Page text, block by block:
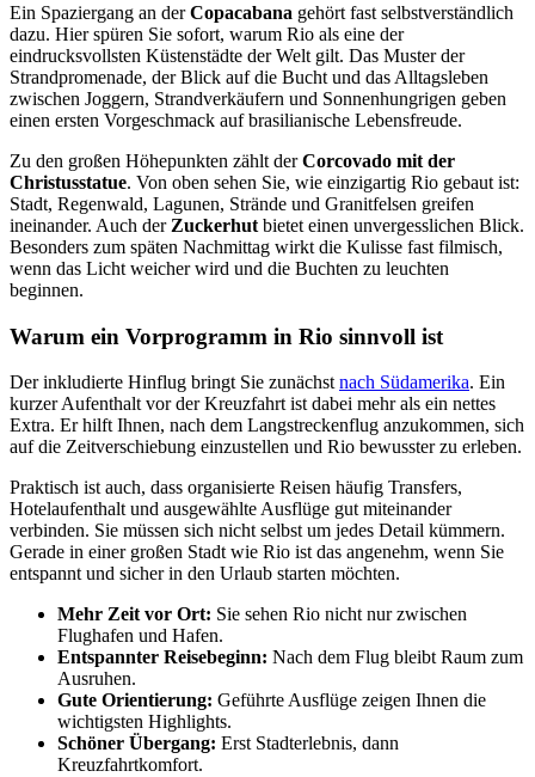
Ein Spaziergang an derCopacabana gehört fast selbstverständlich
dazu. Hier spüren Sie sofort, warum Rio als eine der
eindrucksvollsten Küstenstädte der Welt gilt. Das Muster der
Strandpromenade, der Blick auf die Bucht und das Alltagsleben
zwischen Joggern, Strandverkäufern und Sonnenhungrigen geben
einen ersten Vorgeschmack auf brasilianische Lebensfreude.
Zu den großen Höhepunkten zählt derCorcovado mit der
Christusstatue. Von oben sehen Sie, wie einzigartig Rio gebaut ist:
Stadt, Regenwald, Lagunen, Strände und Granitfelsen greifen
ineinander. Auch der Zuckerhut bietet einen unvergesslichen Blick.
Besonders zum späten Nachmittag wirkt die Kulisse fast filmisch,
wenn das Licht weicher wird und die Buchten zu leuchten
beginnen.
Warum ein Vorprogramm in Rio sinnvoll ist
Der inkludierte Hinflug bringt Sie zunächstnach Südamerika. Ein
kurzer Aufenthalt vor der Kreuzfahrt ist dabei mehr als ein nettes
Extra. Er hilft Ihnen, nach dem Langstreckenflug anzukommen, sich
auf die Zeitverschiebung einzustellen und Rio bewusster zu erleben.
Praktisch ist auch, dass organisierte Reisen häufig Transfers,
Hotelaufenthalt und ausgewählte Ausflüge gut miteinander
verbinden. Sie müssen sich nicht selbst um jedes Detail kümmern.
Gerade in einer großen Stadt wie Rio ist das angenehm, wenn Sie
entspannt und sicher in den Urlaub starten möchten.
Mehr Zeit vor Ort: Sie sehen Rio nicht nur zwischen
Flughafen und Hafen.
Entspannter Reisebeginn: Nach dem Flug bleibt Raum zum
Ausruhen.
Gute Orientierung: Geführte Ausflüge zeigen Ihnen die
wichtigsten Highlights.
Schöner Übergang: Erst Stadterlebnis, dann
Kreuzfahrtkomfort.